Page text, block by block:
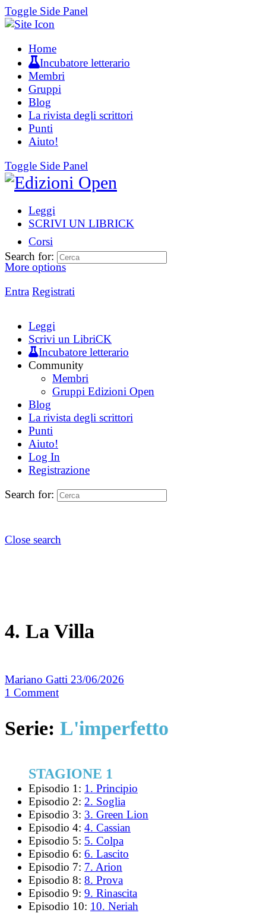
Toggle Side Panel
Home
Incubatore letterario
Membri
Gruppi
Blog
La rivista degli scrittori
Punti
Aiuto!
Toggle Side Panel
Leggi
SCRIVI UN LIBRICK
Corsi
More options
Entra Registrati
Search for:
Leggi
Scrivi un LibriCK
Incubatore letterario
Community
Membri
Gruppi Edizioni Open
Blog
La rivista degli scrittori
Punti
Aiuto!
Log In
Registrazione
Search for:
Close search
4. La Villa
Mariano Gatti 23/06/2026
1 Comment
Serie: L'imperfetto
STAGIONE 1
Episodio 1: 1. Principio
Episodio 2: 2. Soglia
Episodio 3: 3. Green Lion
Episodio 4: 4. Cassian
Episodio 5: 5. Colpa
Episodio 6: 6. Lascito
Episodio 7: 7. Arion
Episodio 8: 8. Prova
Episodio 9: 9. Rinascita
Episodio 10: 10. Neriah